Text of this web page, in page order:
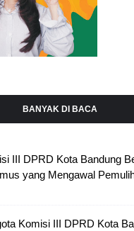
BANYAK DI BACA
III DPRD Kota Bandung
yang Mengawal
Komisi III DPRD Kota